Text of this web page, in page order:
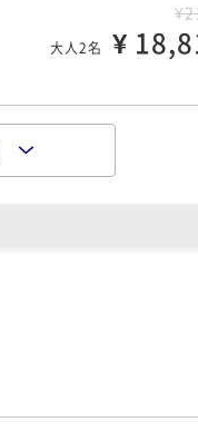
大人2名 ¥